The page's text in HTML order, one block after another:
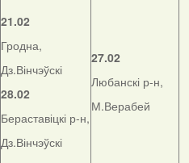
21.02
Гродна,
Дз.Вінчэўскі
28.02
Бераставіцкі р-н,
Дз.Вінчэўскі
27.02
Любанскі р-н,
М.Верабей